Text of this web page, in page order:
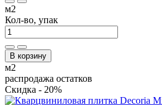
м2
Кол-во, упак
В корзину
м2
распродажа остатков
Скидка - 20%